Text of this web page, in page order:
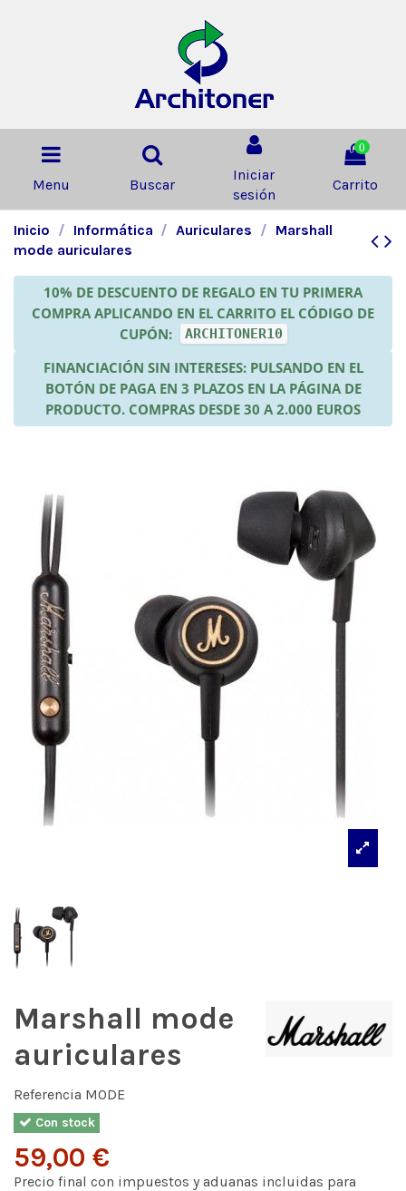
Menu Buscar
Iniciar
sesión
0
Carrito
Inicio Informática Auriculares
Marshall
mode auriculares
10% DE DESCUENTO DE REGALO EN TU PRIMERA
COMPRA APLICANDO EN EL CARRITO EL CÓDIGO DE
CUPÓN:
ARCHITONER10
FINANCIACIÓN SIN INTERESES: PULSANDO EN EL
BOTÓN DE PAGA EN 3 PLAZOS EN LA PÁGINA DE
PRODUCTO. COMPRAS DESDE 30 A 2.000 EUROS
Marshall mode
auriculares
Referencia MODE
Con stock
59,00 €
Precio final con impuestos y aduanas incluidas para